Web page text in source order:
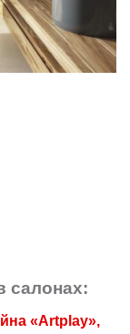
салонах:
«Artplay»,